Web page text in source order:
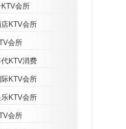
会所
KTV会所
会所
KTV消费
KTV会所
KTV会所
会所